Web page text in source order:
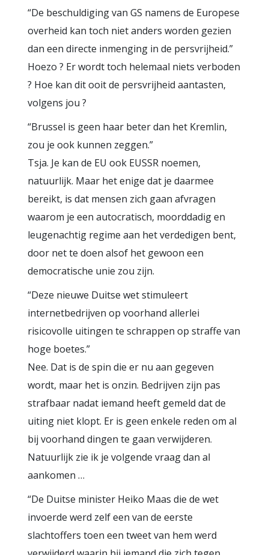
“De beschuldiging van GS namens de Europese
overheid kan toch niet anders worden gezien
dan een directe inmenging in de persvrijheid.”
Hoezo ? Er wordt toch helemaal niets verboden
? Hoe kan dit ooit de persvrijheid aantasten,
volgens jou ?
“Brussel is geen haar beter dan het Kremlin,
zou je ook kunnen zeggen.”
Tsja. Je kan de EU ook EUSSR noemen,
natuurlijk. Maar het enige dat je daarmee
bereikt, is dat mensen zich gaan afvragen
waarom je een autocratisch, moorddadig en
leugenachtig regime aan het verdedigen bent,
door net te doen alsof het gewoon een
democratische unie zou zijn.
“Deze nieuwe Duitse wet stimuleert
internetbedrijven op voorhand allerlei
risicovolle uitingen te schrappen op straffe van
hoge boetes.”
Nee. Dat is de spin die er nu aan gegeven
wordt, maar het is onzin. Bedrijven zijn pas
strafbaar nadat iemand heeft gemeld dat de
uiting niet klopt. Er is geen enkele reden om al
bij voorhand dingen te gaan verwijderen.
Natuurlijk zie ik je volgende vraag dan al
aankomen …
“De Duitse minister Heiko Maas die de wet
invoerde werd zelf een van de eerste
slachtoffers toen een tweet van hem werd